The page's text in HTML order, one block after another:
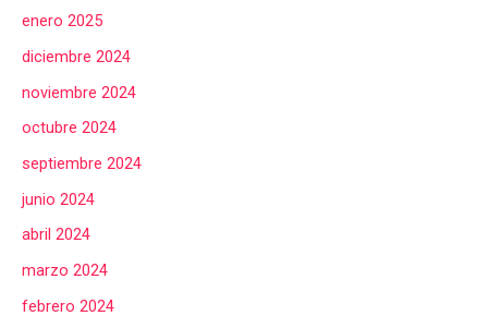
enero 2025
diciembre 2024
noviembre 2024
octubre 2024
septiembre 2024
junio 2024
abril 2024
marzo 2024
febrero 2024